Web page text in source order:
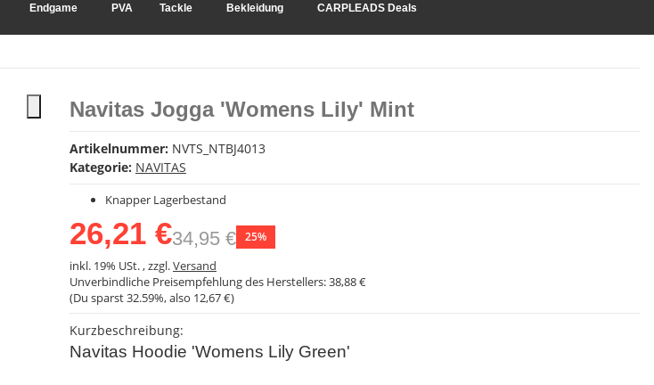
Endgame PVA Tackle Bekleidung CARPLEADS Deals
Navitas Jogga 'Womens Lily' Mint
Artikelnummer: NVTS_NTBJ4013
Kategorie: NAVITAS
Knapper Lagerbestand
26,21 €34,95 € 25%
inkl. 19% USt. , zzgl.Versand
Unverbindliche Preisempfehlung des Herstellers:38,88 €
(Du sparst32.59%, also 12,67 €)
Kurzbeschreibung:
Navitas Hoodie 'Womens Lily Green'